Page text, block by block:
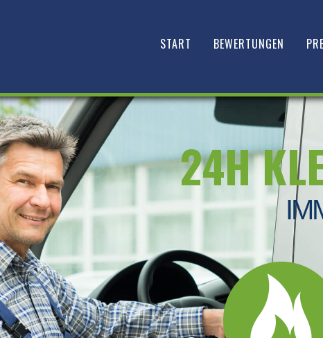
START BEWERTUNGEN
24H